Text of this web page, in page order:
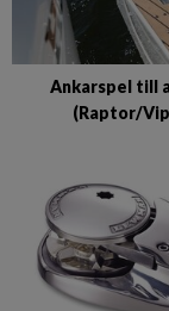
Ankarspel till
(Raptor/